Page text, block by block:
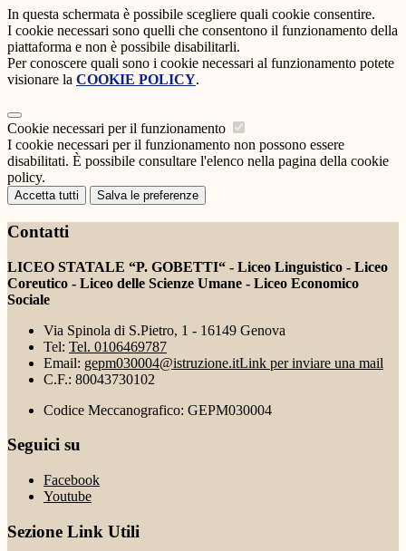
In questa schermata è possibile scegliere quali cookie consentire.
I cookie necessari sono quelli che consentono il funzionamento della
piattaforma e non è possibile disabilitarli.
Per conoscere quali sono i cookie necessari al funzionamento potete
visionare la COOKIE POLICY.
Cookie necessari per il funzionamento
I cookie necessari per il funzionamento non possono essere
disabilitati. È possibile consultare l'elenco nella pagina della cookie
policy.
Accetta tutti Salva le preferenze
Contatti
LICEO STATALE “P. GOBETTI“ - Liceo Linguistico - Liceo
Coreutico - Liceo delle Scienze Umane - Liceo Economico
Sociale
Via Spinola di S.Pietro, 1 - 16149 Genova
Tel: Tel. 0106469787
Email: gepm030004@istruzione.itLink per inviare una mail
C.F.: 80043730102
Codice Meccanografico: GEPM030004
Seguici su
Facebook
Youtube
Sezione Link Utili